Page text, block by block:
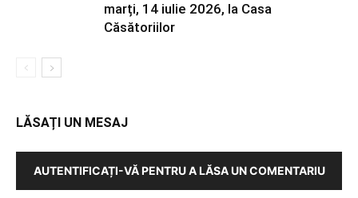
marți, 14 iulie 2026, la Casa
Căsătoriilor
LĂSAȚI UN MESAJ
AUTENTIFICAȚI-VĂ PENTRU A LĂSA UN COMENTARIU